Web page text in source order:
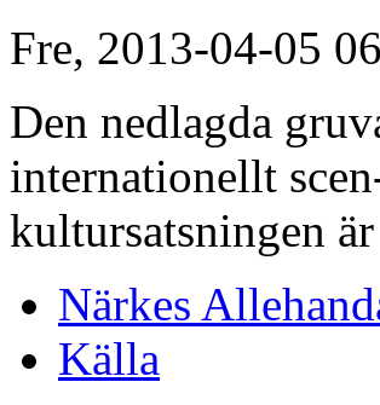
Fre, 2013-04-05
Den nedlagda
internationellt
kultursatsningen
Närkes
Källa